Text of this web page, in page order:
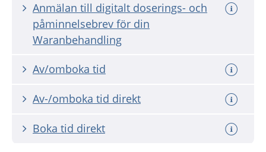
Anmälan till digitalt doserings- och
påminnelsebrev för din
Waranbehandling
Av/omboka tid
Av-/omboka tid direkt
Boka tid direkt